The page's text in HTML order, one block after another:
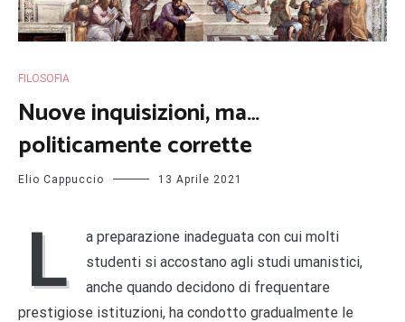
FILOSOFIA
Nuove inquisizioni, ma…
politicamente corrette
Elio Cappuccio 13 Aprile 2021
L
a preparazione inadeguata con cui molti
studenti si accostano agli studi umanistici,
anche quando decidono di frequentare
prestigiose istituzioni, ha condotto gradualmente le